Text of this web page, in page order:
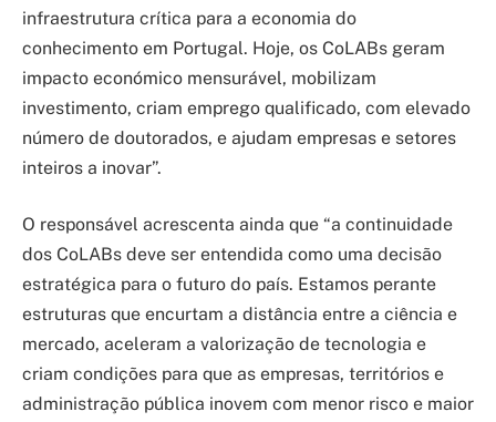
infraestrutura crítica para a economia do
conhecimento em Portugal. Hoje, os CoLABs geram
impacto económico mensurável, mobilizam
investimento, criam emprego qualificado, com elevado
número de doutorados, e ajudam empresas e setores
inteiros a inovar”.
O responsável acrescenta ainda que “a continuidade
dos CoLABs deve ser entendida como uma decisão
estratégica para o futuro do país. Estamos perante
estruturas que encurtam a distância entre a ciência e
mercado, aceleram a valorização de tecnologia e
criam condições para que as empresas, territórios e
administração pública inovem com menor risco e maior